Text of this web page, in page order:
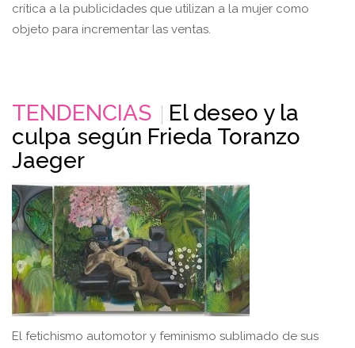
crítica a la publicidades que utilizan a la mujer como
objeto para incrementar las ventas.
TENDENCIAS
El deseo y la
culpa según Frieda Toranzo
Jaeger
El fetichismo automotor y feminismo sublimado de sus